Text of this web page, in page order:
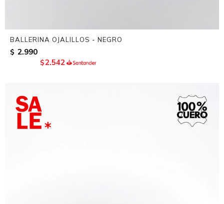
BALLERINA OJALILLOS - NEGRO
$ 2.990
$2.542